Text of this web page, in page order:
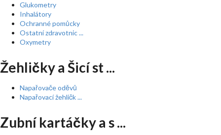
Glukometry
Inhalátory
Ochranné pomůcky
Ostatní zdravotnic ...
Oxymetry
Žehličky a Šicí st ...
Napařovače oděvů
Napařovací žehličk ...
Zubní kartáčky a s ...